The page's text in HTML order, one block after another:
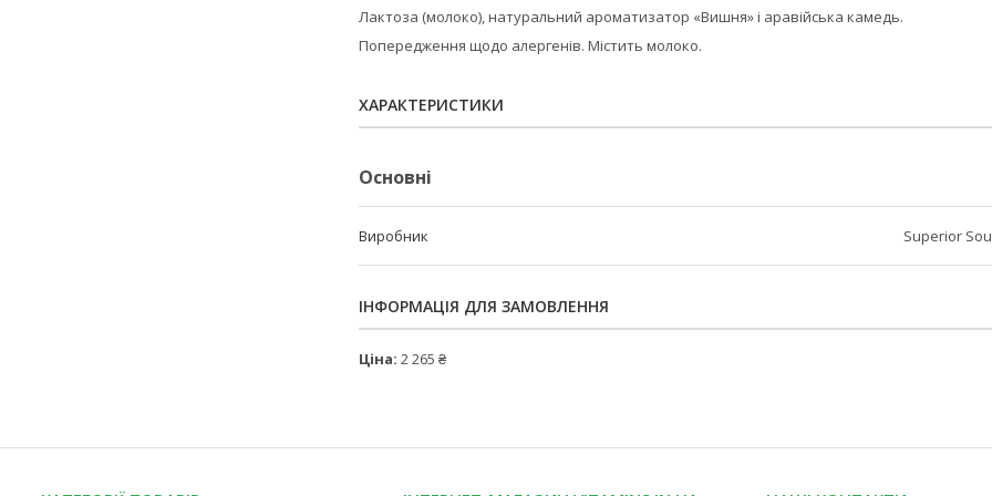
Лактоза (молоко), натуральний ароматизатор «Вишня» і аравійська камедь.
Попередження щодо алергенів. Містить молоко.
ХАРАКТЕРИСТИКИ
Основні
Виробник Superior
ІНФОРМАЦІЯ ДЛЯ ЗАМОВЛЕННЯ
Ціна: 2 265 ₴